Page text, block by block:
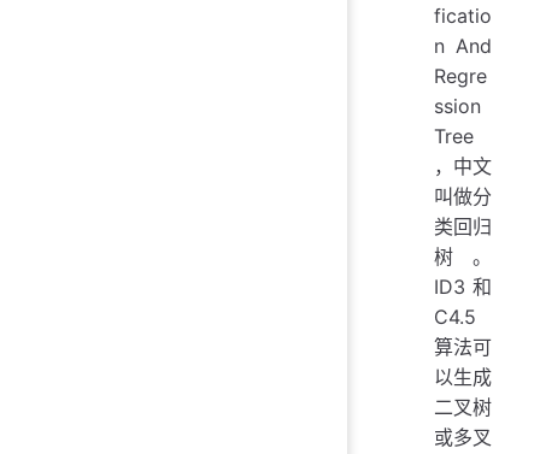
ficatio
n And
Regre
ssion
Tree
，中文
叫做分
类回归
树。
ID3 和
C4.5
算法可
以生成
二叉树
或多叉